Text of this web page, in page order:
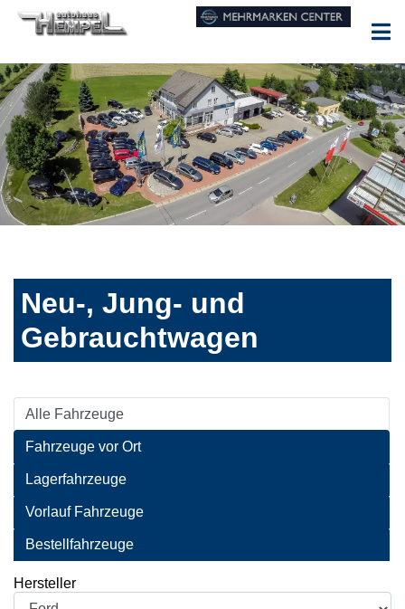
Neu-, Jung- und
Gebrauchtwagen
Alle Fahrzeuge
Fahrzeuge vor Ort
Lagerfahrzeuge
Vorlauf Fahrzeuge
Bestellfahrzeuge
Hersteller